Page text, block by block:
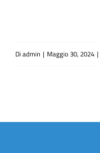
Di admin | Maggio 30, 2024 |